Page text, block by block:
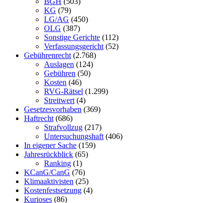
KG (79)
LG/AG (450)
OLG (387)
Sonstige Gerichte (112)
Verfassungsgericht (52)
Gebührenrecht (2.768)
Auslagen (124)
Gebühren (50)
Kosten (46)
RVG-Rätsel (1.299)
Streitwert (4)
Gesetzesvorhaben (369)
Haftrecht (686)
Strafvollzug (217)
Untersuchungshaft (406)
In eigener Sache (159)
Jahresrückblick (65)
Ranking (1)
KCanG/CanG (76)
Klimaaktivisten (25)
Kostenfestsetzung (4)
Kurioses (86)